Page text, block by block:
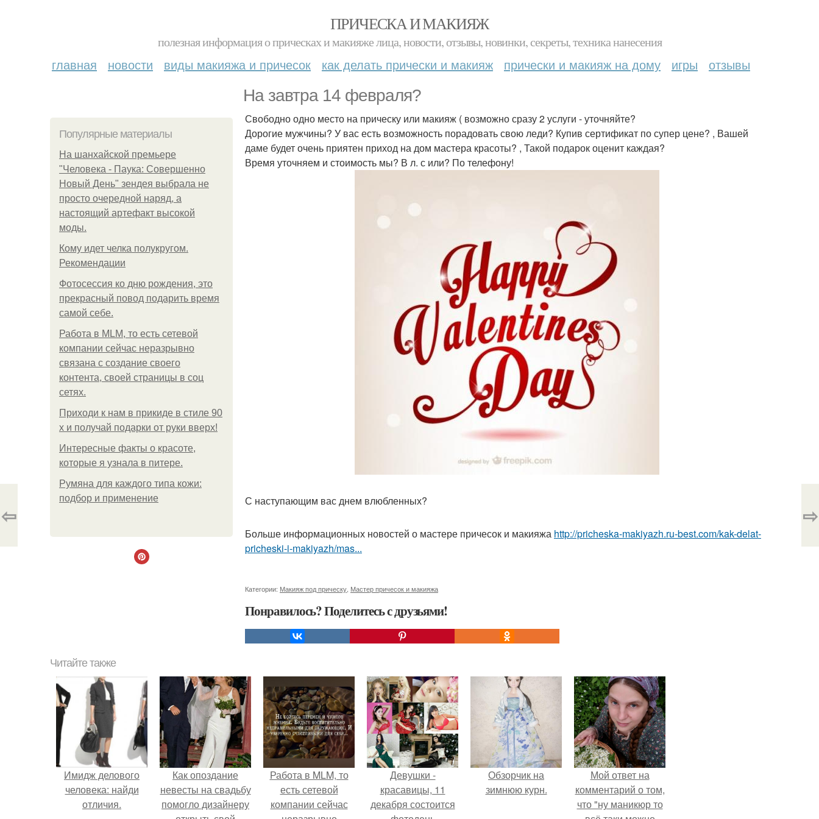
ПРИЧЕСКА И МАКИЯЖ
полезная информация о прическах и макияже лица, новости, отзывы, новинки, секреты, техника нанесения
главная новости виды макияжа и причесок как делать прически и макияж прически и макияж на дому игры отзывы
На завтра 14 февраля?
Популярные материалы
На шанхайской премьере
"Человека - Паука: Совершенно
Новый День" зендея выбрала не
просто очередной наряд, а
настоящий артефакт высокой
моды.
Кому идет челка полукругом.
Рекомендации
Фотосессия ко дню рождения, это
прекрасный повод подарить время
самой себе.
Работа в MLM, то есть сетевой
компании сейчас неразрывно
связана с создание своего
контента, своей страницы в соц
сетях.
Приходи к нам в прикиде в стиле 90
х и получай подарки от руки вверх!
Интересные факты о красоте,
которые я узнала в питере.
Румяна для каждого типа кожи:
подбор и применение
Свободно одно место на прическу или макияж ( возможно сразу 2 услуги - уточняйте?
Дорогие мужчины? У вас есть возможность порадовать свою леди? Купив сертификат по супер цене? , Вашей
даме будет очень приятен приход на дом мастера красоты? , Такой подарок оценит каждая?
Время уточняем и стоимость мы? В л. с или? По телефону!
С наступающим вас днем влюбленных?
Больше информационных новостей о мастере причесок и макияжа http://pricheska-makiyazh.ru-best.com/kak-delat-
pricheski-i-makiyazh/mas...
Категории: Макияж под прическу Мастер причесок и макияжа
Понравилось? Поделитесь с друзьями!
⇦ ⇨
Читайте также
Имидж делового
человека: найди
отличия.
Как опоздание
невесты на свадьбу
помогло дизайнеру
Работа в MLM, то
есть сетевой
компании сейчас
Девушки -
красавицы, 11
декабря состоится
Обзорчик на
зимнюю курн.
Мой ответ на
комментарий о том,
что "ну маникюр то